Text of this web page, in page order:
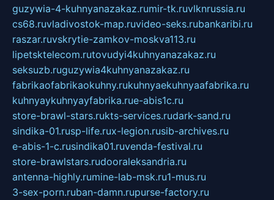
guzywia-4-kuhnyanazakaz.rumir-tk.ruvlknrussia.ru
cs68.ruvladivostok-map.ruvideo-seks.rubankaribi.ru
raszar.ruvskrytie-zamkov-moskva113.ru
lipetsktelecom.rutovudyi4kuhnyanazakaz.ru
seksuzb.ruguzywia4kuhnyanazakaz.ru
fabrikaofabrikaokuhny.rukuhnyaekuhnyaafabrika.ru
kuhnyaykuhnyayfabrika.rue-abis1c.ru
store-brawl-stars.rukts-services.rudark-sand.ru
sindika-01.rusp-life.rux-legion.rusib-archives.ru
e-abis-1-c.rusindika01.ruvenda-festival.ru
store-brawlstars.rudooraleksandria.ru
antenna-highly.rumine-lab-msk.ru1-mus.ru
3-sex-porn.ruban-damn.rupurse-factory.ru